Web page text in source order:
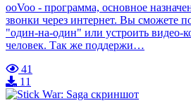
ooVoo - программа, основное
звонки через интернет. Вы сможете
"один-на-один" или устроить видео-
человек. Так же поддержи…
41
11